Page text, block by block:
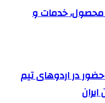
محصول، خدمات و
در اردوهای تیم